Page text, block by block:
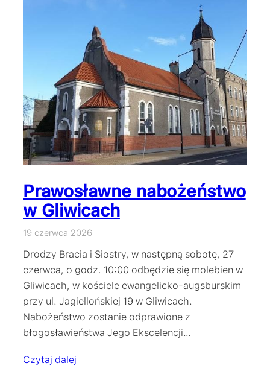
Prawosławne nabożeństwo
w Gliwicach
19 czerwca 2026
Drodzy Bracia i Siostry, w następną sobotę, 27
czerwca, o godz. 10:00 odbędzie się molebien w
Gliwicach, w kościele ewangelicko-augsburskim
przy ul. Jagiellońskiej 19 w Gliwicach.
Nabożeństwo zostanie odprawione z
błogosławieństwa Jego Ekscelencji…
Czytaj dalej